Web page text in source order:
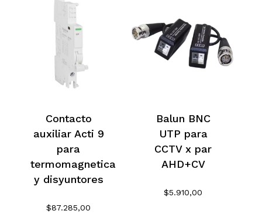
Contacto
auxiliar Acti 9
para
termomagnetica
y disyuntores
$87.285,00
Balun BNC
UTP para
CCTV x par
AHD+CV
$5.910,00